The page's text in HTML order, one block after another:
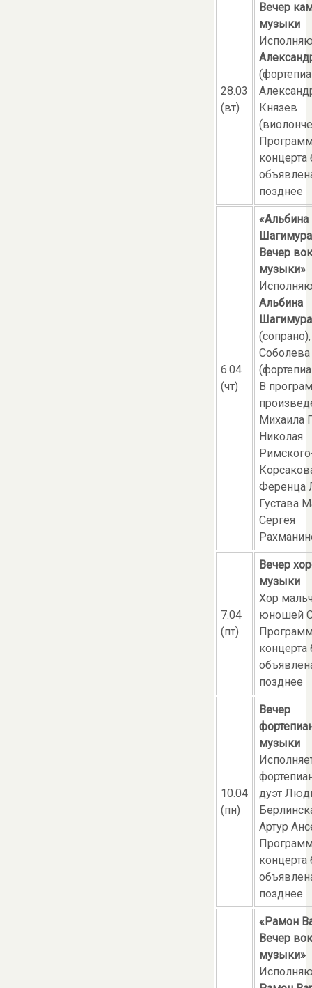
28.03
(вт)
Вечер
музыки
Князев
концерта
позднее
6.04
(чт)
«Альбина
Вечер
музыки»
Альбина
Соболева
В
Михаила
Николая
Ференца
Густава
Сергея
7.04
(пт)
Вечер
музыки
Хор
юношей
концерта
позднее
10.04
(пн)
Вечер
музыки
дуэт
Артур
концерта
позднее
«Рамон
Вечер
музыки»